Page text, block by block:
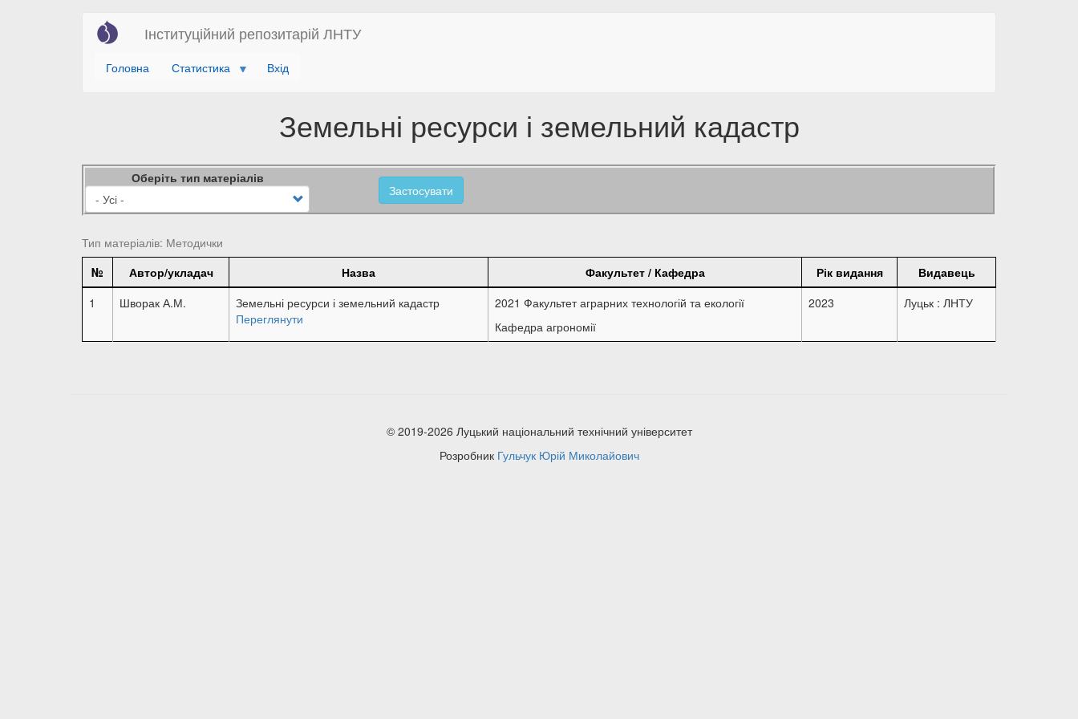
Інституційний репозитарій ЛНТУ
Головна Статистика Вхід
Земельні ресурси і земельний кадастр
Оберіть тип матеріалів
Застосувати
Тип матеріалів: Методички
№
Автор/укладач Назва Факультет / Кафедра Рік видання
Видавець
1
Шворак А.М.
Земельні ресурси і земельний кадастр
Переглянути
2021 Факультет аграрних технологій та екології
Кафедра агрономії
2023 Луцьк : ЛНТУ
© 2019-2026 Луцький національний технічний університет
Розробник Гульчук Юрій Миколайович